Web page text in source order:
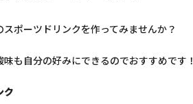
ポーツドリンクを作ってみませんか？
も自分の好みにできるのでおすすめです！
ク